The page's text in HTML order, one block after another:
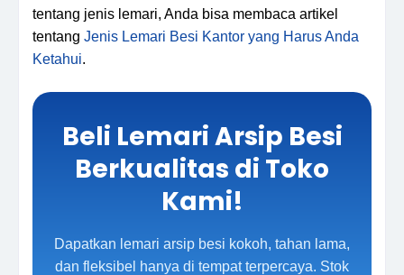
tentang jenis lemari, Anda bisa membaca artikel
tentang Jenis Lemari Besi Kantor yang Harus Anda
Ketahui.
Beli Lemari Arsip Besi
Berkualitas di Toko
Kami!
Dapatkan lemari arsip besi kokoh, tahan lama,
dan fleksibel hanya di tempat terpercaya. Stok